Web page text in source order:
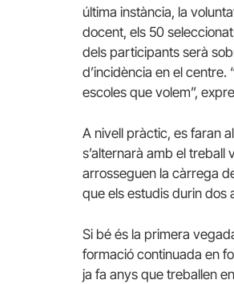
última instància, la
docent, els 50
dels participants serà
d’incidència en el
escoles que volem”,
A nivell pràctic, es faran
s’alternarà amb el
arrosseguen la càrrega
que els estudis durin dos
Si bé és la primera
formació continuada en
ja fa anys que treballen